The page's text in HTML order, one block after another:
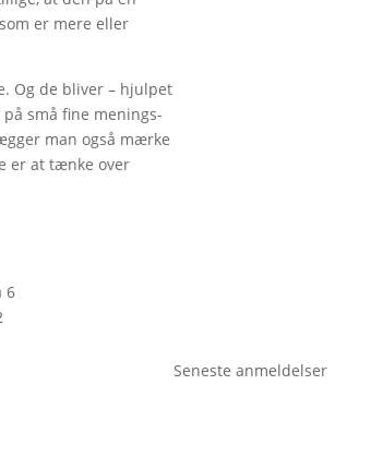
er mere eller
Og de bliver – hjulpet
små fine menings-
man også mærke
er at tænke over
6
Seneste anmeldelser